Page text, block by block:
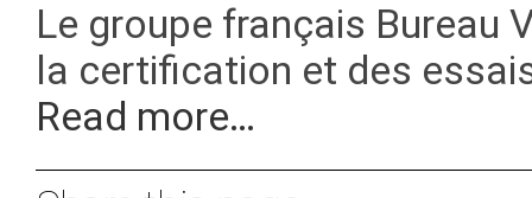
Le groupe français Bureau
la certification et des
Read more…